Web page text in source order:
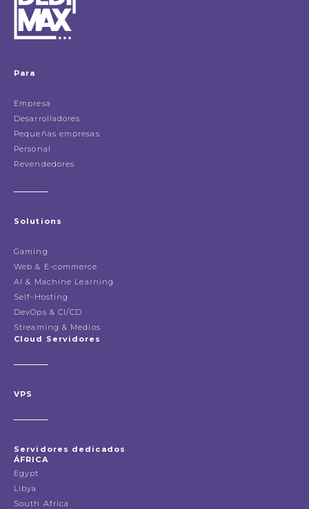
Para
Empresa
Desarrolladores
Pequeñas empresas
Personal
Revendedores
Solutions
Gaming
Web & E-commerce
AI & Machine Learning
Self-Hosting
DevOps & CI/CD
Streaming & Medios
Cloud Servidores
VPS
Servidores dedicados
ÁFRICA
Egypt
Libya
South Africa